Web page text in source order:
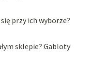
przy ich wyborze?
sklepie? Gabloty